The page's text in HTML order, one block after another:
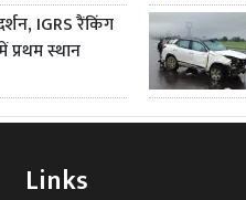
IGRS रैंकिंग
स्थान
Links